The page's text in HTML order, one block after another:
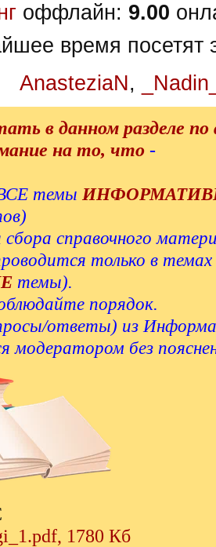
оффлайн: 9.00
время посетят
AnasteziaN,
в данном разделе по
на то, что -
темы
справочного
только в темах
темы).
порядок.
ответы) из
модератором без
1780 Кб